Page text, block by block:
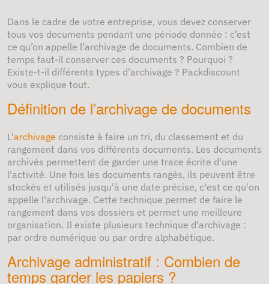
Dans le cadre de votre entreprise, vous devez conserver
tous vos documents pendant une période donnée : c’est
ce qu’on appelle l’archivage de documents. Combien de
temps faut-il conserver ces documents ? Pourquoi ?
Existe-t-il différents types d’archivage ? Packdiscount
vous explique tout.
Définition de l’archivage de documents
L'archivage consiste à faire un tri, du classement et du
rangement dans vos différents documents. Les documents
archivés permettent de garder une trace écrite d'une
l'activité. Une fois les documents rangés, ils peuvent être
stockés et utilisés jusqu'à une date précise, c'est ce qu'on
appelle l'archivage. Cette technique permet de faire le
rangement dans vos dossiers et permet une meilleure
organisation. Il existe plusieurs technique d'archivage :
par ordre numérique ou par ordre alphabétique.
Archivage administratif : Combien de
temps garder les papiers ?